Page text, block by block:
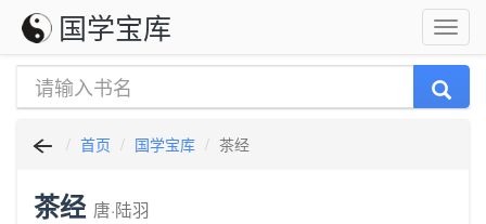
国学宝库
首页 国学宝库 茶经
茶经 唐·陆羽